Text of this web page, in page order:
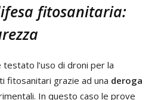
fitosanitaria:
testato l’uso di droni per la
fitosanitari grazie ad una deroga
In questo caso le prove